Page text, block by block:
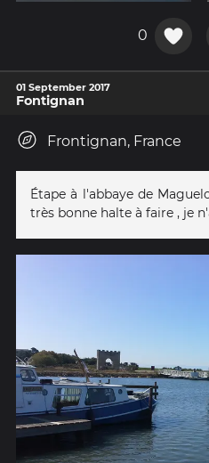
0
01 September 2017
Fontignan
Frontignan, France
Étape à l'abbaye de
très bonne halte à faire , je